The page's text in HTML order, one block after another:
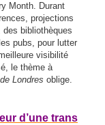
Month. Durant
projections
bibliothèques
pubs, pour lutter
visibilité
le thème à
Londres oblige.
d’une trans